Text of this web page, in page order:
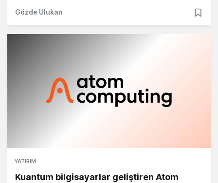
Gözde Ulukan
YATIRIM
Kuantum bilgisayarlar geliştiren Atom